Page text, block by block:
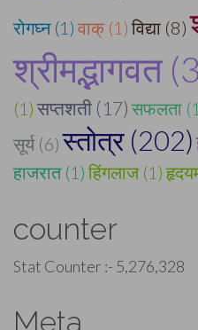
रोगघ्न (1) वाक् (1) विद्या (8)
श्रीमद्भागवत
(1) सप्तशती (17) सफलता
सूर्य (6) स्तोत्र (202)
हाजरात (1) हिंगलाज (1)
counter
Stat Counter :- 5,276,328
Meta